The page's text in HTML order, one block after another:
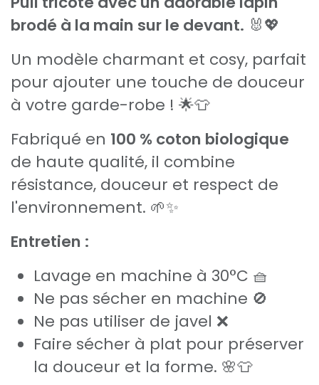
brodé à la main sur le devant. 🐰💖
Un modèle charmant et cosy, parfait
pour ajouter une touche de douceur
à votre garde-robe ! 🌟👕
Fabriqué en 100 % coton biologique
de haute qualité, il combine
résistance, douceur et respect de
l'environnement. 🌱✨
Entretien :
Lavage en machine à 30°C 🧺
Ne pas sécher en machine 🚫
Ne pas utiliser de javel ❌
Faire sécher à plat pour préserver
la douceur et la forme. 🌸👕